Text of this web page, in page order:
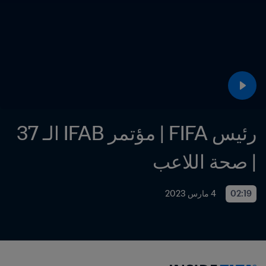
| صحة اللاعب
02:19 4 مارس 2023